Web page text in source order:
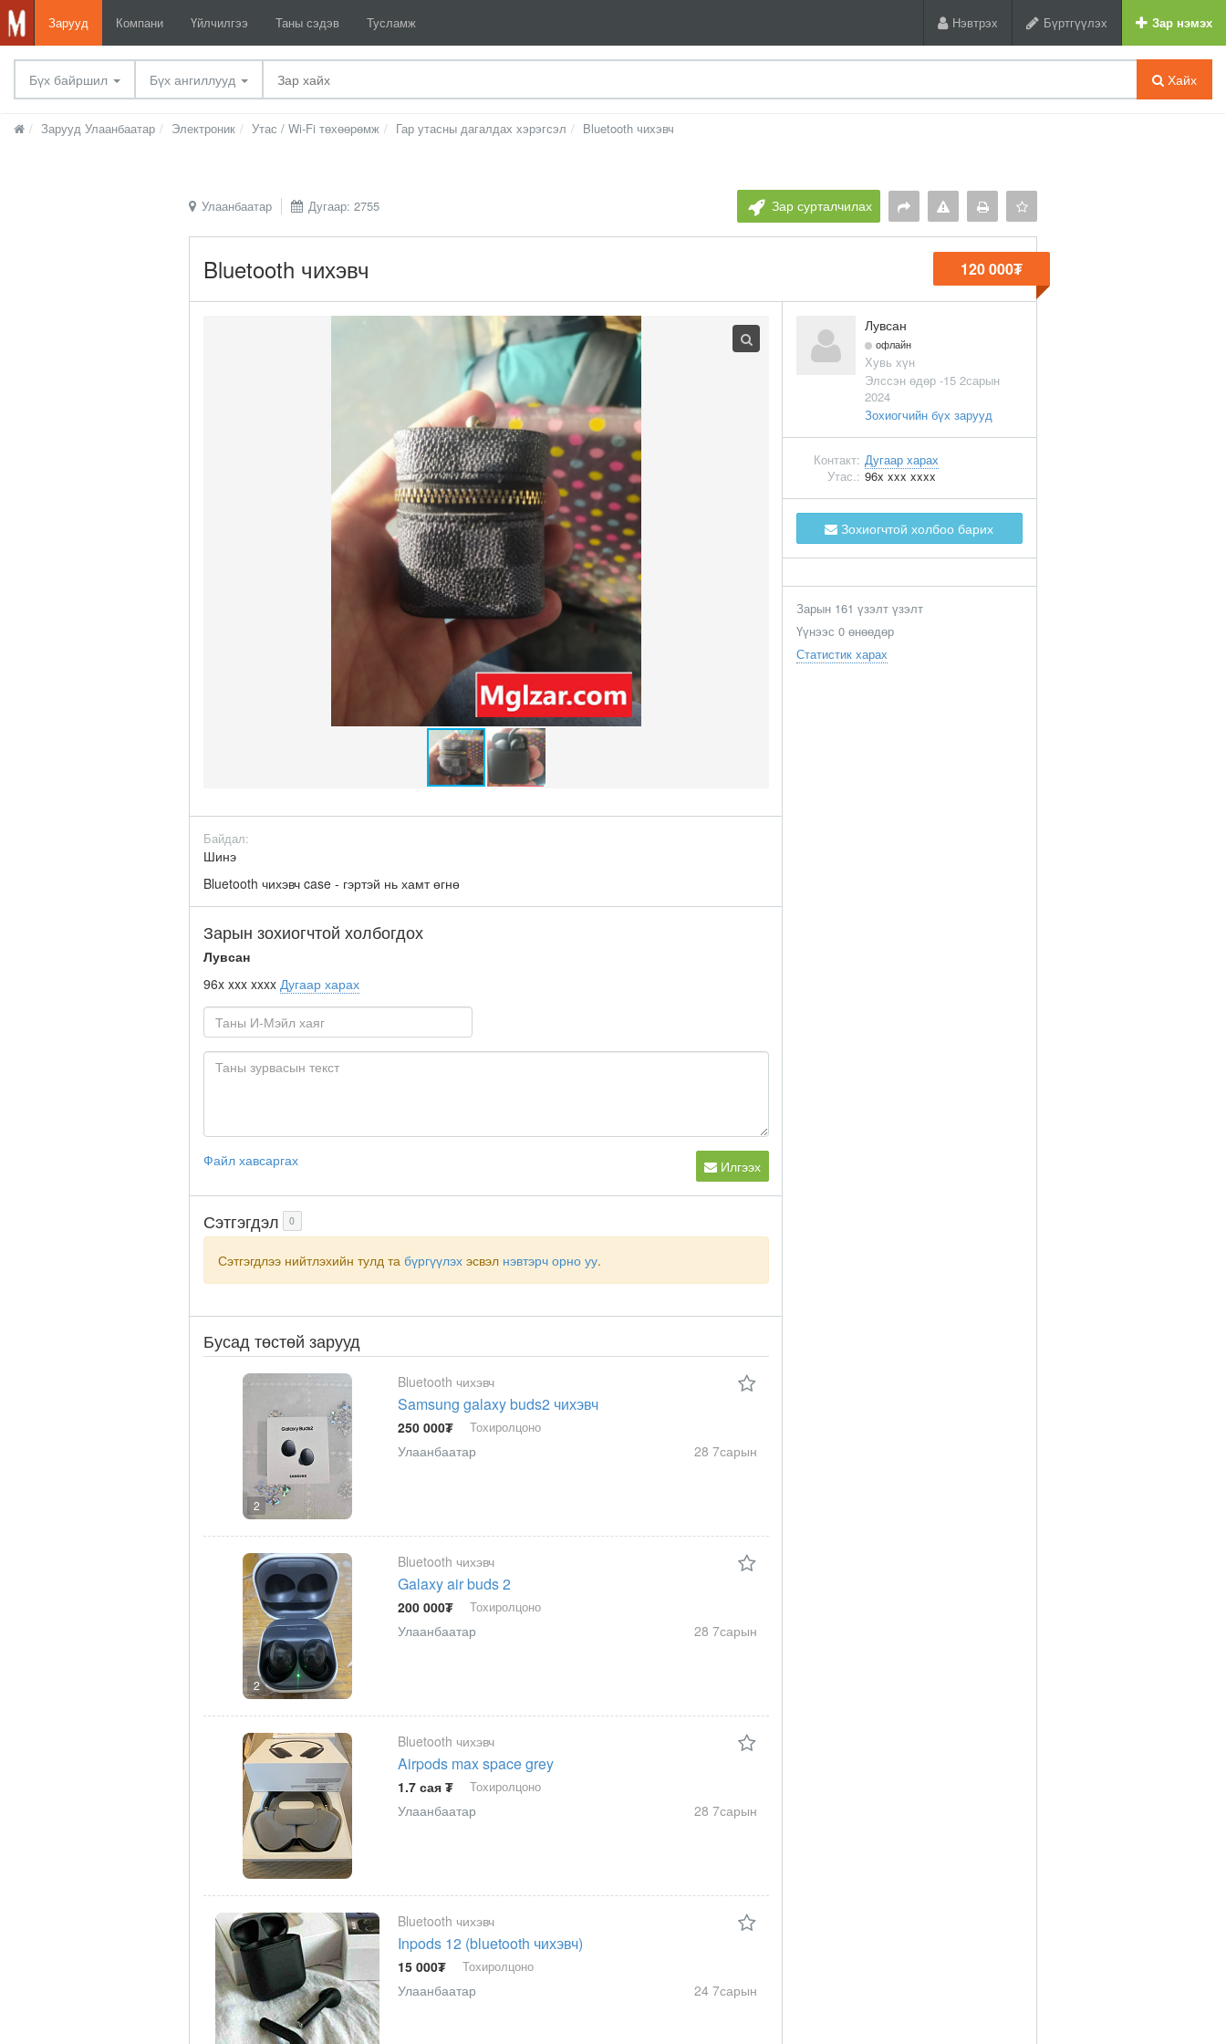
Зарууд Компани Үйлчилгээ Таны сэдэв Тусламж Нэвтрэх Бүртгүүлэх Зар нэмэх
Бүх байршил Бүх ангиллууд Хайх
Зарууд Улаанбаатар Электроник Утас / Wi-Fi төхөөрөмж Гар утасны дагалдах хэрэгсэл Bluetooth чихэвч
Улаанбаатар Дугаар: 2755 Зар сурталчилах
Bluetooth чихэвч 120 000₮
Байдал:
Шинэ
Bluetooth чихэвч case - гэртэй нь хамт өгнө
Зарын зохиогчтой холбогдох
Лувсан
96x xxx xxxx Дугаар харах
Файл хавсаргах Илгээх
Сэтгэгдэл 0
Сэтгэгдлээ нийтлэхийн тулд та бүргүүлэх эсвэл нэвтэрч орно уу.
Бусад төстөй зарууд
2
Bluetooth чихэвч
Samsung galaxy buds2 чихэвч
250 000₮ Тохиролцоно
Улаанбаатар 28 7сарын
2
Bluetooth чихэвч
Galaxy air buds 2
200 000₮ Тохиролцоно
Улаанбаатар 28 7сарын
Bluetooth чихэвч
Airpods max space grey
1.7 сая ₮ Тохиролцоно
Улаанбаатар 28 7сарын
Bluetooth чихэвч
Inpods 12 (bluetooth чихэвч)
15 000₮ Тохиролцоно
Улаанбаатар 24 7сарын
Лувсан
офлайн
Хувь хүн
Элссэн өдөр -15 2сарын
2024
Зохиогчийн бүх зарууд
Контакт: Дугаар харах
Утас.: 96x xxx xxxx
Зохиогчтой холбоо барих
Зарын 161 үзэлт үзэлт
Үүнээс 0 өнөөдөр
Статистик харах